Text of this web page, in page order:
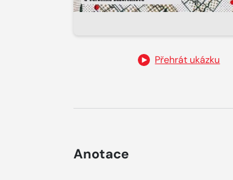
Přehrát ukázku
Anotace